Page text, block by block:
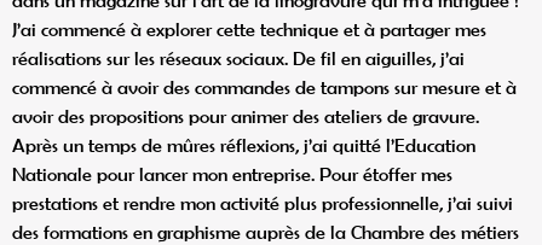
J’ai commencé à explorer cette technique et à partager mes
réalisations sur les réseaux sociaux. De fil en aiguilles, j’ai
commencé à avoir des commandes de tampons sur mesure et à
avoir des propositions pour animer des ateliers de gravure.
Après un temps de mûres réflexions, j’ai quitté l’Education
Nationale pour lancer mon entreprise. Pour étoffer mes
prestations et rendre mon activité plus professionnelle, j’ai suivi
des formations en graphisme auprès de la Chambre des métiers